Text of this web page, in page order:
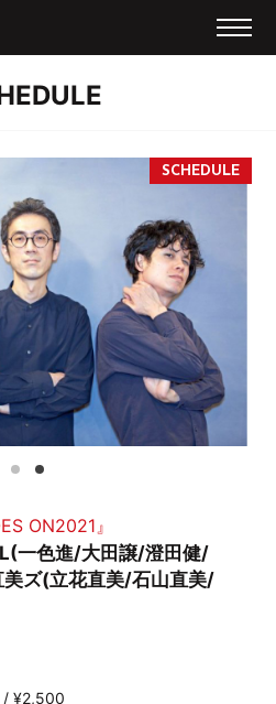
ON2021』
一色進/大田譲/澄田健/
ズ(立花直美/石山直美/
/ ¥2,500